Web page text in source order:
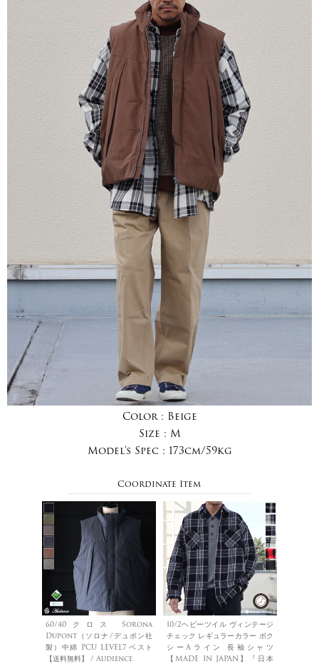
Color : Beige
Size : M
Model's Spec : 173cm/59kg
Coordinate Item
60/40クロス Sorona
Dupont（ソロナ/デュポン社
製）中綿 PCU LEVEL7 ベスト
【送料無料】 / Audience
10/2ヘビーツイル ヴィンテージ
チェック レギュラーカラー ボク
シーAライン 長袖シャツ
【MADE IN JAPAN】『日本